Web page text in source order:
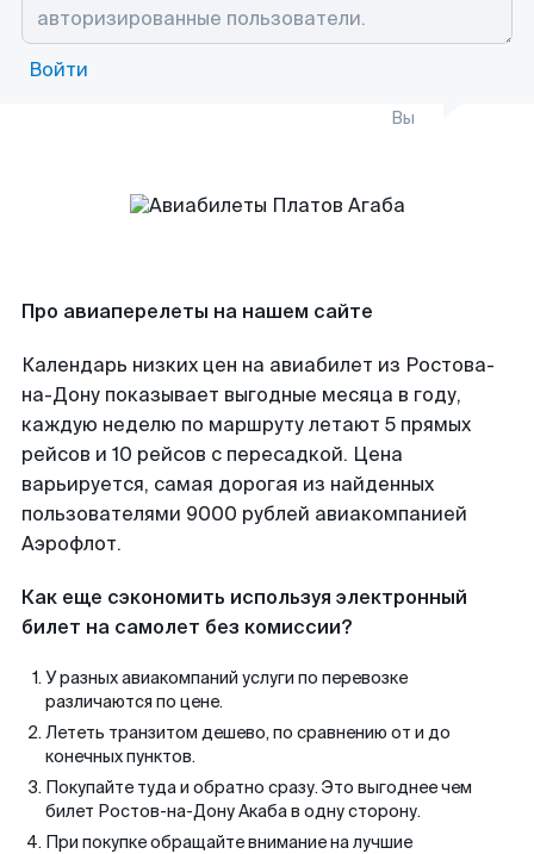
Войти
Вы
Про авиаперелеты на нашем сайте
Календарь низких цен на авиабилет из Ростова-
на-Дону показывает выгодные месяца в году,
каждую неделю по маршруту летают 5 прямых
рейсов и 10 рейсов с пересадкой. Цена
варьируется, самая дорогая из найденных
пользователями 9000 рублей авиакомпанией
Аэрофлот.
Как еще сэкономить используя электронный
билет на самолет без комиссии?
У разных авиакомпаний услуги по перевозке
различаются по цене.
Лететь транзитом дешево, по сравнению от и до
конечных пунктов.
Покупайте туда и обратно сразу. Это выгоднее чем
билет Ростов-на-Дону Акаба в одну сторону.
При покупке обращайте внимание на лучшие